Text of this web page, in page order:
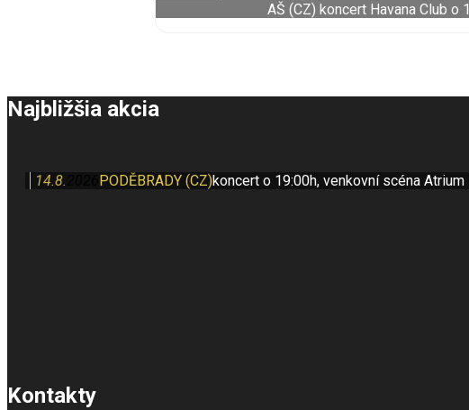
AŠ (CZ) koncert Havana Club o
Najbližšia akcia
14.8. PODĚBRADY (CZ)koncert o 19:00h, venkovní scéna
Kontakty